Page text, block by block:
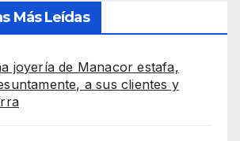
Más Leídas
joyería de Manacor estafa,
a sus clientes y